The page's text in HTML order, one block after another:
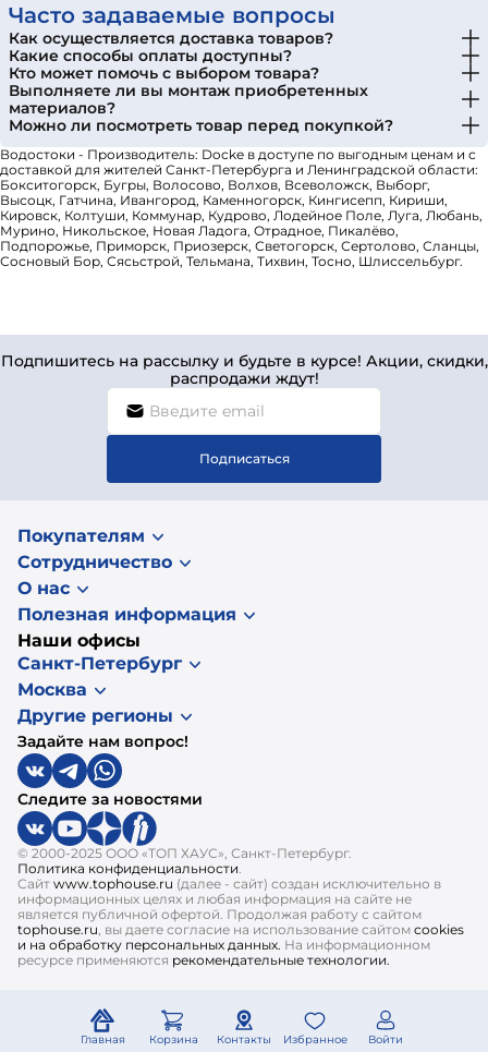
Часто задаваемые вопросы
Как осуществляется доставка товаров?
Какие способы оплаты доступны?
Кто может помочь с выбором товара?
Выполняете ли вы монтаж приобретенных
материалов?
Можно ли посмотреть товар перед покупкой?
Водостоки - Производитель: Docke в доступе по выгодным ценам и с
доставкой для жителей Санкт-Петербурга и Ленинградской области:
Бокситогорск, Бугры, Волосово, Волхов, Всеволожск, Выборг,
Высоцк, Гатчина, Ивангород, Каменногорск, Кингисепп, Кириши,
Кировск, Колтуши, Коммунар, Кудрово, Лодейное Поле, Луга, Любань,
Мурино, Никольское, Новая Ладога, Отрадное, Пикалёво,
Подпорожье, Приморск, Приозерск, Светогорск, Сертолово, Сланцы,
Сосновый Бор, Сясьстрой, Тельмана, Тихвин, Тосно, Шлиссельбург.
Подпишитесь на рассылку и будьте в курсе! Акции, скидки,
распродажи ждут!
Подписаться
Покупателям
Сотрудничество
О нас
Полезная информация
Наши офисы
Санкт-Петербург
Москва
Другие регионы
Задайте нам вопрос!
Следите за новостями
© 2000-2025 ООО «ТОП ХАУС», Санкт-Петербург.
Политика конфиденциальности
Сайт www.tophouse.ru (далее - сайт) создан исключительно в
информационных целях и любая информация на сайте не
является публичной офертой. Продолжая работу с сайтом
tophouse.ru , вы даете согласие на использование сайтом cookies
и на обработку персональных данных. На информационном
ресурсе применяются рекомендательные технологии.
Главная Корзина Контакты Избранное Войти